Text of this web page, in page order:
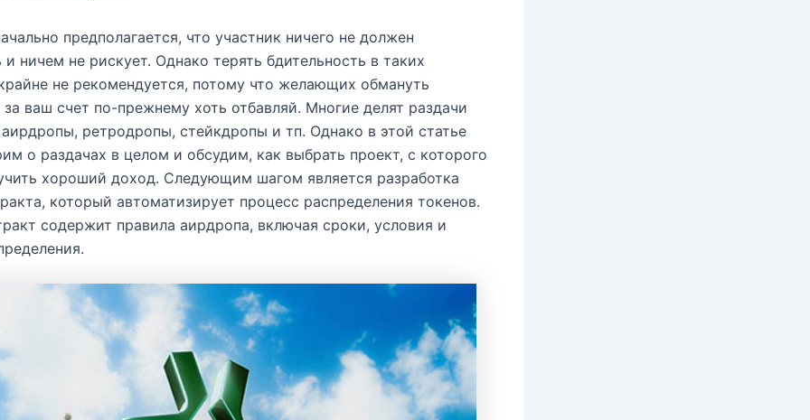
предполагается, что участник ничего не должен
и ничем не рискует. Однако терять бдительность в таких
не рекомендуется, потому что желающих обмануть
ваш счет по-прежнему хоть отбавляй. Многие делят раздачи
ретродропы, стейкдропы и тп. Однако в этой статье
о раздачах в целом и обсудим, как выбрать проект, с которого
хороший доход. Следующим шагом является разработка
который автоматизирует процесс распределения токенов.
содержит правила аирдропа, включая сроки, условия и